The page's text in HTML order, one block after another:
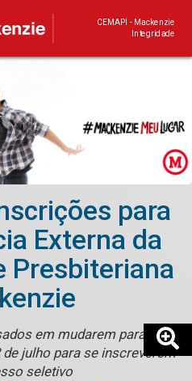
CEMAPI - Mackenzie
Integridade
para
Externa da
Presbiteriana
em mudarem para a
julho para se inscreverem
seletivo